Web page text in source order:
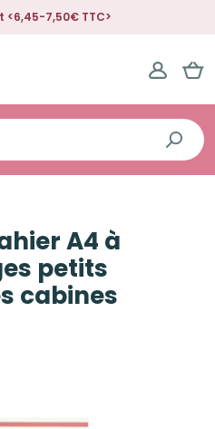
<6,45-7,50€ TTC>
A4 à
petits
cabines